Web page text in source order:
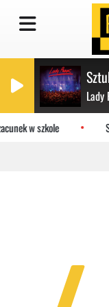
Lady
w szkole